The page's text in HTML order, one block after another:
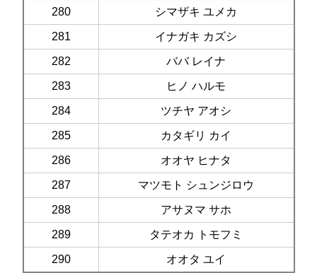
280 シマザキ ユメカ
281 イナガキ カズシ
282 ババ レイナ
283 ヒノ ハルモ
284 ツチヤ アオシ
285 カタギリ カイ
286 オオヤ ヒナタ
287 マツモト シュンジロウ
288 アサヌマ サホ
289 タテオカ トモフミ
290
オオタ ユイ